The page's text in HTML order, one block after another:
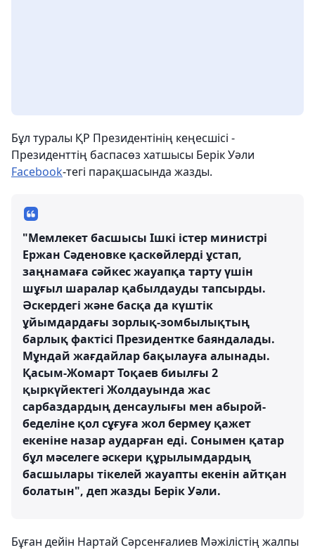
Бұл туралы ҚР Президентінің кеңесшісі -
Президенттің баспасөз хатшысы Берік Уәли
Facebook-тегі парақшасында жазды.
"Мемлекет басшысы Ішкі істер министрі
Ержан Сәденовке қаскөйлерді ұстап,
заңнамаға сәйкес жауапқа тарту үшін
шұғыл шаралар қабылдауды тапсырды.
Әскердегі және басқа да күштік
ұйымдардағы зорлық-зомбылықтың
барлық фактісі Президентке баяндалады.
Мұндай жағдайлар бақылауға алынады.
Қасым-Жомарт Тоқаев биылғы 2
қыркүйектегі Жолдауында жас
сарбаздардың денсаулығы мен абырой-
беделіне қол сұғуға жол бермеу қажет
екеніне назар аударған еді. Сонымен қатар
бұл мәселеге әскери құрылымдардың
басшылары тікелей жауапты екенін айтқан
болатын", деп жазды Берік Уәли.
Бұған дейін Нартай Сәрсенғалиев Мәжілістің жалпы